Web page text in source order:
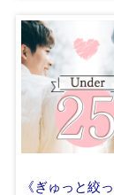
《ぎゅっと絞